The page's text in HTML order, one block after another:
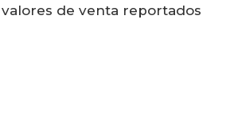
de venta reportados